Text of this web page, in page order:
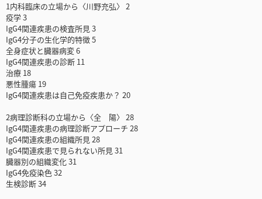
1内科臨床の立場から〈川野充弘〉 2
疫学 3
IgG4関連疾患の検査所見 3
IgG4分子の生化学的特徴 5
全身症状と臓器病変 6
IgG4関連疾患の診断 11
治療 18
悪性腫瘍 19
IgG4関連疾患は自己免疫疾患か？ 20
2病理診断科の立場から〈全 陽〉 28
IgG4関連疾患の病理診断アプローチ 28
IgG4関連疾患の組織所見 28
IgG4関連疾患で見られない所見 31
臓器別の組織変化 31
IgG4免疫染色 32
生検診断 34